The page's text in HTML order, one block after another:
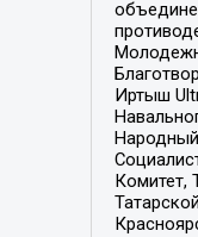
Иртыш
Комитет,